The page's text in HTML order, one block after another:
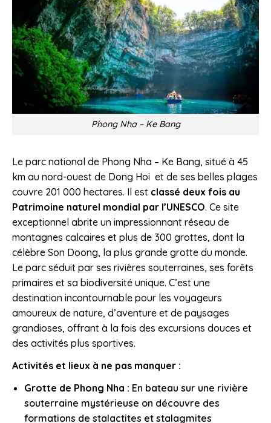
Phong Nha – Ke Bang
Le parc national de Phong Nha – Ke Bang, situé à 45
km au nord-ouest de Dong Hoi et de ses belles plages
couvre 201 000 hectares. Il est classé deux fois au
Patrimoine naturel mondial par l’UNESCO. Ce site
exceptionnel abrite un impressionnant réseau de
montagnes calcaires et plus de 300 grottes, dont la
célèbre Son Doong, la plus grande grotte du monde.
Le parc séduit par ses rivières souterraines, ses forêts
primaires et sa biodiversité unique. C’est une
destination incontournable pour les voyageurs
amoureux de nature, d’aventure et de paysages
grandioses, offrant à la fois des excursions douces et
des activités plus sportives.
Activités et lieux à ne pas manquer :
Grotte de Phong Nha : En bateau sur une rivière
souterraine mystérieuse on découvre des
formations de stalactites et stalagmites